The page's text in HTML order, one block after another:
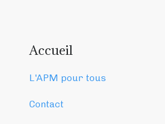
Accueil
L'APM pour tous
Contact